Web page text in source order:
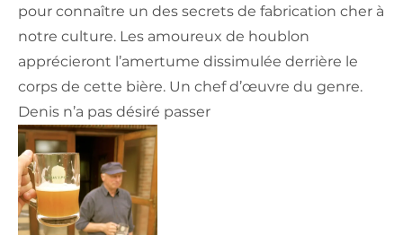
pour connaître un des secrets de fabrication cher à
notre culture. Les amoureux de houblon
apprécieront l’amertume dissimulée derrière le
corps de cette bière. Un chef d’œuvre du genre.
Denis n’a pas désiré passer